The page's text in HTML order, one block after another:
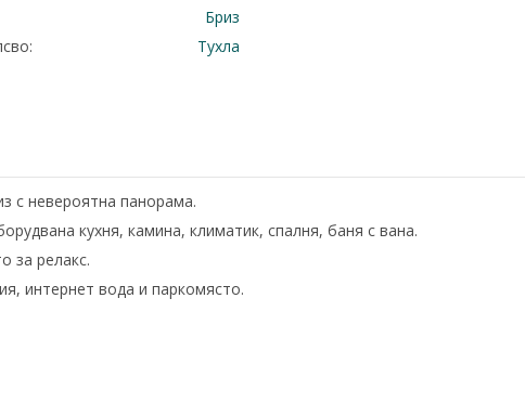
Бриз
Тухла
невероятна панорама.
кухня, камина, климатик, спалня, баня с вана.
за релакс.
интернет вода и паркомясто.